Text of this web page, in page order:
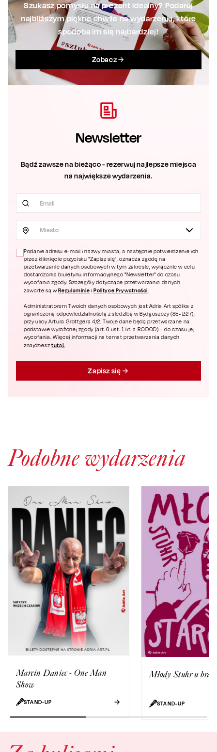
Szukasz pomysłu na prezent idealny? Podaruj
najbliższym piękne chwile na wydarzeniu, które
spodoba im się najbardziej!
Zobacz
Newsletter
Bądź zawsze na bieżąco - rezerwuj najlepsze miejsca
na największe wydarzenia.
Miasto
Podanie adresu e-mail i nazwy miasta, a następnie potwierdzenie ich
przez kliknięcie przycisku "Zapisz się", oznacza zgodę na
przetwarzanie danych osobowych w tym zakresie, wyłącznie w celu
dostarczania biuletynu informacyjnego "Newsletter" do czasu
wycofania zgody. Szczegóły dotyczące przetwarzania danych
zawarte są wRegulaminie i Polityce Prywatności.
Administratorem Twoich danych osobowych jest Adria Art spółka z
ograniczoną odpowiedzialnością z siedzibą w Bydgoszczy (85- 227),
przy ulicy Artura Grottgera 4/2. Twoje dane będą przetwarzane na
podstawie wyrażonej zgody (art. 6 ust. 1 lit. a RODOD) – do czasu jej
wycofania. Więcej informacji na temat przetwarzania danych
znajdziesztutaj.
Zapisz się
Podobne wydarzenia
Marcin Daniec - One Man
Show
STAND-UP
Młody Stuhr u
STAND-UP